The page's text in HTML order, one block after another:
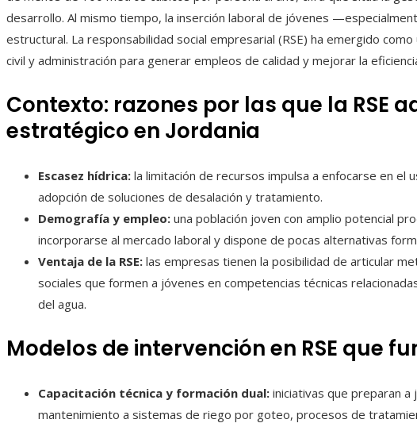
desarrollo. Al mismo tiempo, la inserción laboral de jóvenes
estructural. La responsabilidad social empresarial (RSE) ha emergido
civil y administración para generar empleos de calidad y mejorar la
Contexto: razones por las que la RSE
estratégico en Jordania
Escasez hídrica: la limitación de recursos impulsa a enfocarse en el
adopción de soluciones de desalación y tratamiento.
Demografía y empleo: una población joven con amplio potencial
incorporarse al mercado laboral y dispone de pocas alternativas
Ventaja de la RSE: las empresas tienen la posibilidad de articular
sociales que formen a jóvenes en competencias técnicas
del agua.
Modelos de intervención en RSE que
Capacitación técnica y formación dual: iniciativas que preparan
mantenimiento a sistemas de riego por goteo, procesos de